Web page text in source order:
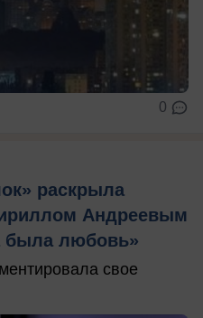
0
раскрыла
Андреевым
была любовь»
свое